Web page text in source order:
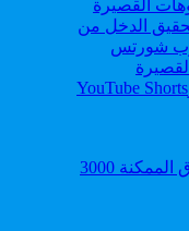
أفضل طرق الربح من الريلز Reels وYouTube Shorts
الربح من تيك توك 2023 أفضل الطرق الممكنة 3000